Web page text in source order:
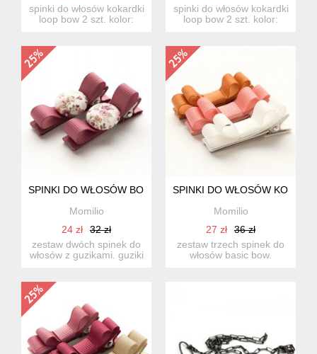
spinki do włosów kokardki
loop bow 2 szt. kolor:
spinki do włosów kokardki
loop bow 2 szt. kolor:
SPINKI DO WŁOSÓW BOBBLES BOW FLORENCE
Momilio
24 zł
32 zł
zestaw dwóch spinek do
włosów z guzikami. guziki
SPINKI DO WŁOSÓW
Momilio
27 zł
36 zł
zestaw trzech spinek do
włosów basic bow.